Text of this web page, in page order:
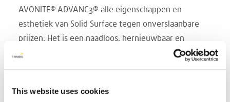
This website uses cookies
AVONITE® ADVANC3® alle eigenschappen en
esthetiek van Solid Surface tegen onverslaanbare
prijzen. Het is een naadloos, hernieuwbaar en
hygiënisch oppervlak dat geweldig is voor
hogedruklaminaat. ADVANC3® kan alleen worden